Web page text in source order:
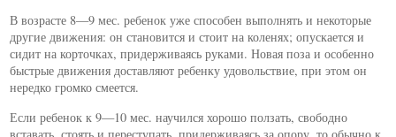
В возрасте 8—9 мес. ребенок уже способен выполнять и некоторые
другие движения: он становится и стоит на коленях; опускается и
сидит на корточках, придерживаясь руками. Новая поза и особенно
быстрые движения доставляют ребенку удовольствие, при этом он
нередко громко смеется.
Если ребенок к 9—10 мес. научился хорошо ползать, свободно
вставать, стоять и переступать, придерживаясь за опору, то обычно к